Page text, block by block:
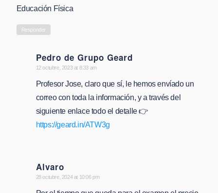
Educación Física
Responder
Pedro de Grupo Geard
says:
12 octubre, 2023 at 8:33 am
Profesor Jose, claro que sí, le hemos envíado un
correo con toda la información, y a través del
siguiente enlace todo el detalle 👉
https://geard.in/ATW3g
Alvaro
says:
28 octubre, 2024 at 10:06 pm